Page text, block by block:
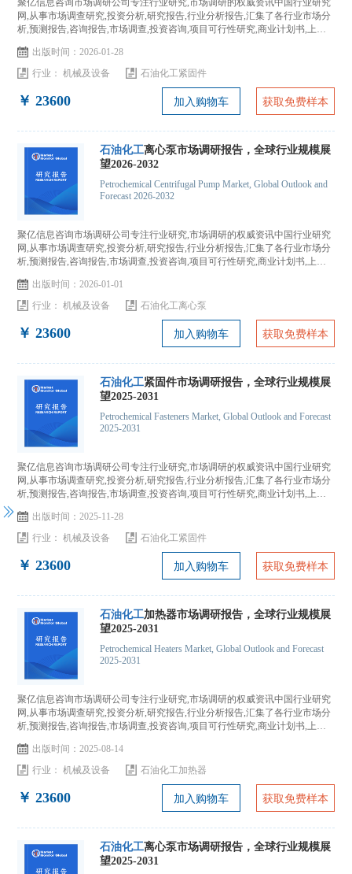
聚亿信息咨询市场调研公司专注行业研究,市场调研的权威资讯中国行业研究
网,从事市场调查研究,投资分析,研究报告,行业分析报告,汇集了各行业市场分
析,预测报告,咨询报告,市场调查,投资咨询,项目可行性研究,商业计划书,上市
出版时间：2026-01-28
行业：机械及设备 石油化工紧固件
￥ 23600 加入购物车 获取免费样本
石油化工离心泵市场调研报告，全球行业规模展
望2026-2032
Petrochemical Centrifugal Pump Market, Global Outlook and
Forecast 2026-2032
聚亿信息咨询市场调研公司专注行业研究,市场调研的权威资讯中国行业研究
网,从事市场调查研究,投资分析,研究报告,行业分析报告,汇集了各行业市场分
析,预测报告,咨询报告,市场调查,投资咨询,项目可行性研究,商业计划书,上市
出版时间：2026-01-01
行业：机械及设备 石油化工离心泵
￥ 23600 加入购物车 获取免费样本
石油化工紧固件市场调研报告，全球行业规模展
望2025-2031
Petrochemical Fasteners Market, Global Outlook and Forecast
2025-2031
聚亿信息咨询市场调研公司专注行业研究,市场调研的权威资讯中国行业研究
网,从事市场调查研究,投资分析,研究报告,行业分析报告,汇集了各行业市场分
析,预测报告,咨询报告,市场调查,投资咨询,项目可行性研究,商业计划书,上市
出版时间：2025-11-28
行业：机械及设备 石油化工紧固件
￥ 23600 加入购物车 获取免费样本
石油化工加热器市场调研报告，全球行业规模展
望2025-2031
Petrochemical Heaters Market, Global Outlook and Forecast
2025-2031
聚亿信息咨询市场调研公司专注行业研究,市场调研的权威资讯中国行业研究
网,从事市场调查研究,投资分析,研究报告,行业分析报告,汇集了各行业市场分
析,预测报告,咨询报告,市场调查,投资咨询,项目可行性研究,商业计划书,上市
出版时间：2025-08-14
行业：机械及设备 石油化工加热器
￥ 23600 加入购物车 获取免费样本
石油化工离心泵市场调研报告，全球行业规模展
望2025-2031